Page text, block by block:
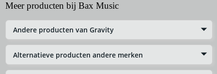
Meer producten bij Bax Music
Andere producten van Gravity
Alternatieve producten andere merken